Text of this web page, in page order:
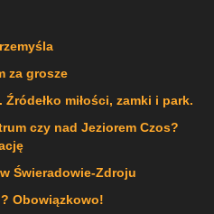
za grosze
miłości, zamki i park.
czy nad Jeziorem Czos?
Świeradowie-Zdroju
Obowiązkowo!